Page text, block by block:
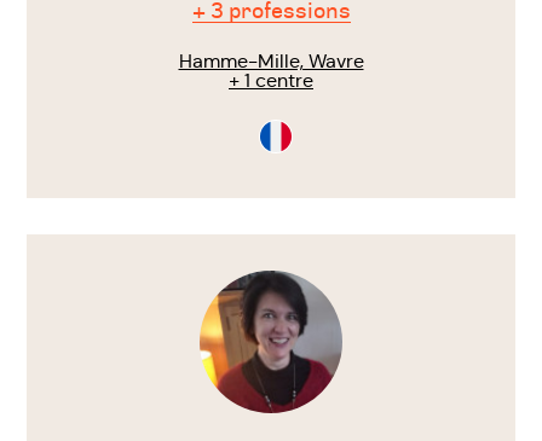
+ 3 professions
Hamme-Mille, Wavre
+ 1 centre
Consultation
en
Voir